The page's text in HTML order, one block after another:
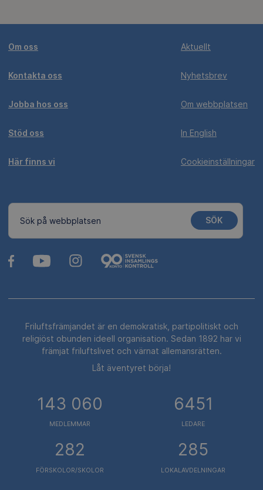
Om oss
Kontakta oss
Jobba hos oss
Stöd oss
Här finns vi
Aktuellt
Nyhetsbrev
Om webbplatsen
In English
Cookieinställningar
Sök på webbplatsen SÖK
Friluftsfrämjandet är en demokratisk, partipolitiskt och
religiöst obunden ideell organisation. Sedan 1892 har vi
främjat friluftslivet och värnat allemansrätten.
Låt äventyret börja!
143 060
MEDLEMMAR
6451
LEDARE
282
FÖRSKOLOR/SKOLOR
285
LOKALAVDELNINGAR